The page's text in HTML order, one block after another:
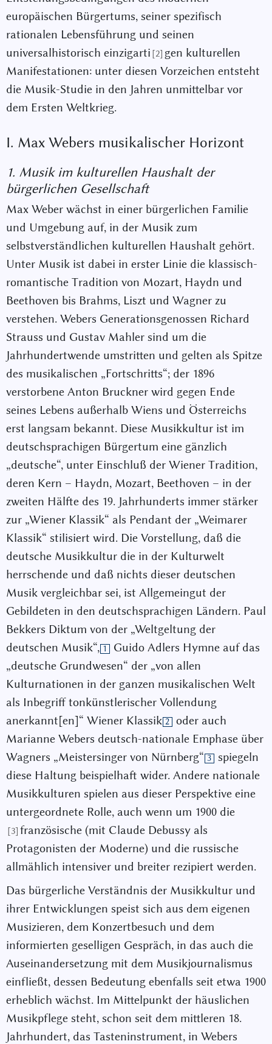
europäischen Bürgertums, seiner spezifisch
rationalen Lebensführung und seinen
universalhistorisch einzigarti [2] gen kulturellen
Manifestationen: unter diesen Vorzeichen entsteht
die Musik-Studie in den Jahren unmittelbar vor
dem Ersten Weltkrieg.
I. Max Webers musikalischer Horizont
1. Musik im kulturellen Haushalt der
bürgerlichen Gesellschaft
Max Weber wächst in einer bürgerlichen Familie
und Umgebung auf, in der Musik zum
selbstverständlichen kulturellen Haushalt gehört.
Unter Musik ist dabei in erster Linie die klassisch-
romantische Tradition von Mozart, Haydn und
Beethoven bis Brahms, Liszt und Wagner zu
verstehen. Webers Generationsgenossen Richard
Strauss und Gustav Mahler sind um die
Jahrhundertwende umstritten und gelten als Spitze
des musikalischen „Fortschritts“; der 1896
verstorbene Anton Bruckner wird gegen Ende
seines Lebens außerhalb Wiens und Österreichs
erst langsam bekannt. Diese Musikkultur ist im
deutschsprachigen Bürgertum eine gänzlich
„deutsche“, unter Einschluß der Wiener Tradition,
deren Kern – Haydn, Mozart, Beethoven – in der
zweiten Hälfte des 19. Jahrhunderts immer stärker
zur „Wiener Klassik“ als Pendant der „Weimarer
Klassik“ stilisiert wird. Die Vorstellung, daß die
deutsche Musikkultur die in der Kulturwelt
herrschende und daß nichts dieser deutschen
Musik vergleichbar sei, ist Allgemeingut der
Gebildeten in den deutschsprachigen Ländern. Paul
Bekkers Diktum von der „Weltgeltung der
deutschen Musik“, 1
Guido Adlers Hymne auf das
„deutsche Grundwesen“ der „von allen
Kulturnationen in der ganzen musikalischen Welt
als Inbegriff tonkünstlerischer Vollendung
anerkannt[en]“ Wiener Klassik 2
oder auch
Marianne Webers deutsch-nationale Emphase über
Wagners „Meistersinger von Nürnberg“ 3
spiegeln
diese Haltung beispielhaft wider. Andere nationale
Musikkulturen spielen aus dieser Perspektive eine
untergeordnete Rolle, auch wenn um 1900 die
[3] französische (mit Claude Debussy als
Protagonisten der Moderne) und die russische
allmählich intensiver und breiter rezipiert werden.
Das bürgerliche Verständnis der Musikkultur und
ihrer Entwicklungen speist sich aus dem eigenen
Musizieren, dem Konzertbesuch und dem
informierten geselligen Gespräch, in das auch die
Auseinandersetzung mit dem Musikjournalismus
einfließt, dessen Bedeutung ebenfalls seit etwa 1900
erheblich wächst. Im Mittelpunkt der häuslichen
Musikpflege steht, schon seit dem mittleren 18.
Jahrhundert, das Tasteninstrument, in Webers